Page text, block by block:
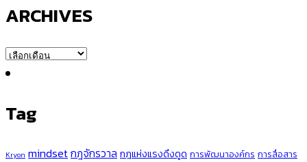
ARCHIVES
ARCHIVES
Tag
Kryon mindsetกฎจักรวาล กฎแห่งแรงดึงดูด การพัฒนาองค์กร การสื่อสาร